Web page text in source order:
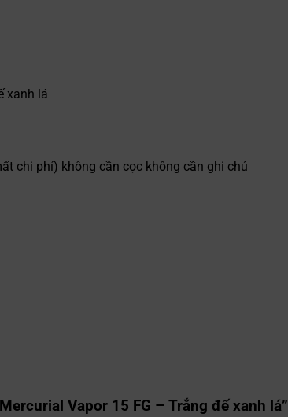
xanh lá
chi phí) không cần cọc không cần ghi chú
Vapor 15 FG – Trắng đế xanh lá”